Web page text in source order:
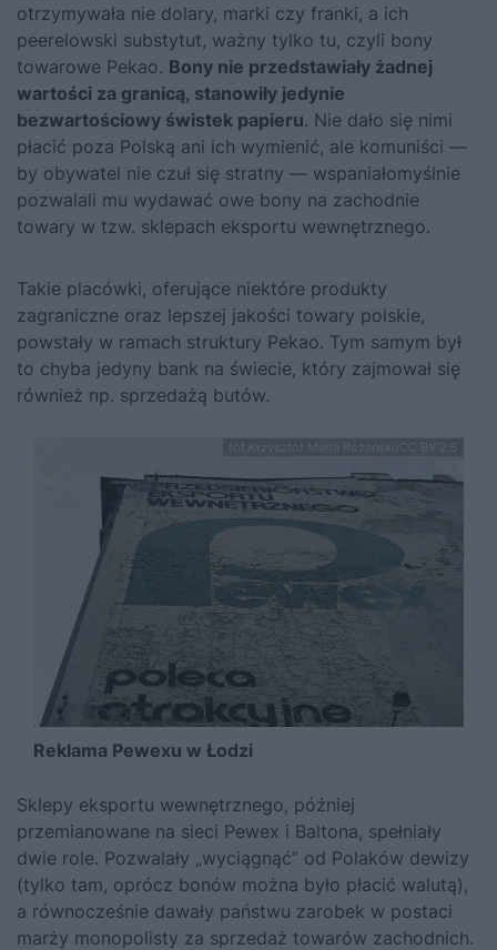
otrzymywała nie dolary, marki czy franki, a ich
peerelowski substytut, ważny tylko tu, czyli bony
towarowe Pekao. Bony nie przedstawiały żadnej
wartości za granicą, stanowiły jedynie
bezwartościowy świstek papieru. Nie dało się nimi
płacić poza Polską ani ich wymienić, ale komuniści —
by obywatel nie czuł się stratny — wspaniałomyślnie
pozwalali mu wydawać owe bony na zachodnie
towary w tzw. sklepach eksportu wewnętrznego.
Takie placówki, oferujące niektóre produkty
zagraniczne oraz lepszej jakości towary polskie,
powstały w ramach struktury Pekao. Tym samym był
to chyba jedyny bank na świecie, który zajmował się
również np. sprzedażą butów.
fot.Krzysztof Maria Różański/CC BY 2.5
Reklama Pewexu w Łodzi
Sklepy eksportu wewnętrznego, później
przemianowane na sieci Pewex i Baltona, spełniały
dwie role. Pozwalały „wyciągnąć” od Polaków dewizy
(tylko tam, oprócz bonów można było płacić walutą),
a równocześnie dawały państwu zarobek w postaci
marży monopolisty za sprzedaż towarów zachodnich.